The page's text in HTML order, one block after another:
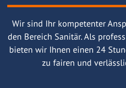
Wir sind Ihr kompetenter
den Bereich Sanitär. Als
bieten wir Ihnen einen 24
zu fairen und